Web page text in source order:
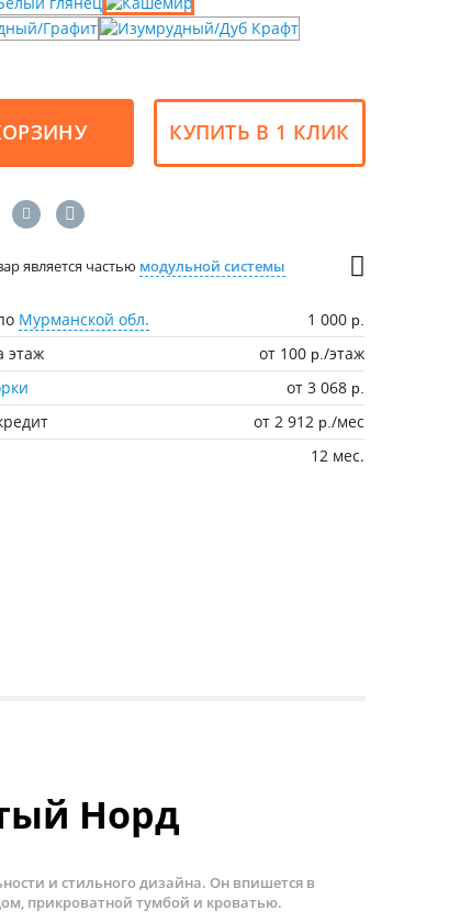
КУПИТЬ В 1 КЛИК
является частью модульной системы
Мурманской обл. 1 000 р.
этаж от 100 р./этаж
от 3 068 р.
от 2 912 р./мес
12 мес.
Норд
и стильного дизайна. Он впишется в
прикроватной тумбой и кроватью.